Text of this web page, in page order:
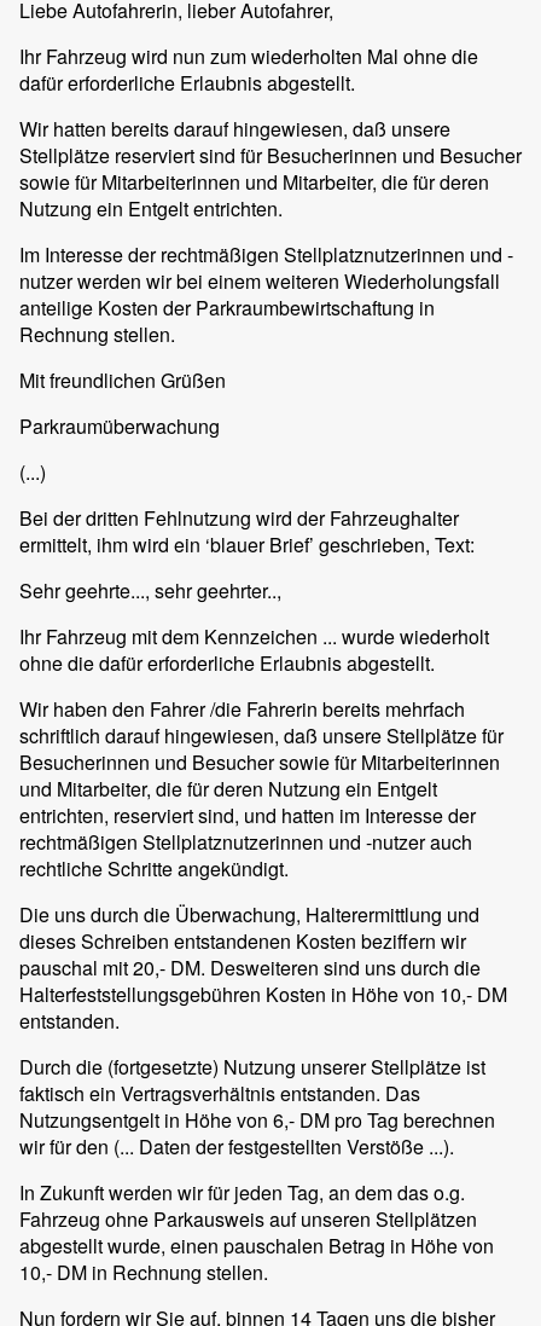
Liebe Autofahrerin, lieber Autofahrer,
Ihr Fahrzeug wird nun zum wiederholten Mal ohne die
dafür erforderliche Erlaubnis abgestellt.
Wir hatten bereits darauf hingewiesen, daß unsere
Stellplätze reserviert sind für Besucherinnen und Besucher
sowie für Mitarbeiterinnen und Mitarbeiter, die für deren
Nutzung ein Entgelt entrichten.
Im Interesse der rechtmäßigen Stellplatznutzerinnen und -
nutzer werden wir bei einem weiteren Wiederholungsfall
anteilige Kosten der Parkraumbewirtschaftung in
Rechnung stellen.
Mit freundlichen Grüßen
Parkraumüberwachung
(...)
Bei der dritten Fehlnutzung wird der Fahrzeughalter
ermittelt, ihm wird ein ‘blauer Brief’ geschrieben, Text:
Sehr geehrte..., sehr geehrter..,
Ihr Fahrzeug mit dem Kennzeichen ... wurde wiederholt
ohne die dafür erforderliche Erlaubnis abgestellt.
Wir haben den Fahrer /die Fahrerin bereits mehrfach
schriftlich darauf hingewiesen, daß unsere Stellplätze für
Besucherinnen und Besucher sowie für Mitarbeiterinnen
und Mitarbeiter, die für deren Nutzung ein Entgelt
entrichten, reserviert sind, und hatten im Interesse der
rechtmäßigen Stellplatznutzerinnen und -nutzer auch
rechtliche Schritte angekündigt.
Die uns durch die Überwachung, Halterermittlung und
dieses Schreiben entstandenen Kosten beziffern wir
pauschal mit 20,- DM. Desweiteren sind uns durch die
Halterfeststellungsgebühren Kosten in Höhe von 10,- DM
entstanden.
Durch die (fortgesetzte) Nutzung unserer Stellplätze ist
faktisch ein Vertragsverhältnis entstanden. Das
Nutzungsentgelt in Höhe von 6,- DM pro Tag berechnen
wir für den (... Daten der festgestellten Verstöße ...).
In Zukunft werden wir für jeden Tag, an dem das o.g.
Fahrzeug ohne Parkausweis auf unseren Stellplätzen
abgestellt wurde, einen pauschalen Betrag in Höhe von
10,- DM in Rechnung stellen.
Nun fordern wir Sie auf, binnen 14 Tagen uns die bisher